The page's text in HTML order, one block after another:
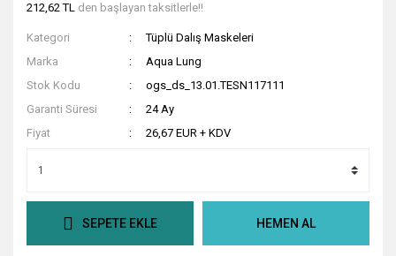
212,62 TL den başlayan taksitlerle!!
Kategori
Tüplü Dalış Maskeleri
Marka
Aqua Lung
Stok Kodu
ogs_ds_13.01.TESN117111
Garanti Süresi
24 Ay
Fiyat
26,67 EUR + KDV
SEPETE EKLE HEMEN AL